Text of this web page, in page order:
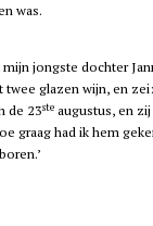
was.
jongste dochter
twee glazen wijn, en
de 23steaugustus, en zij
graag had ik hem